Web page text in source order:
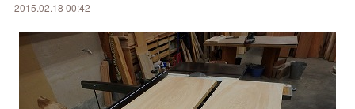
2015.02.18 00:42